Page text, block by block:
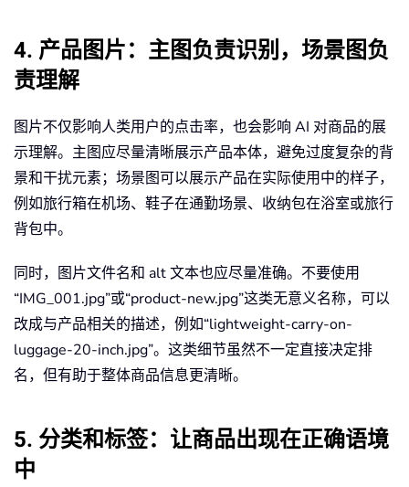
4. 产品图片：主图负责识别，场景图负
责理解
图片不仅影响人类用户的点击率，也会影响 AI 对商品的展
示理解。主图应尽量清晰展示产品本体，避免过度复杂的背
景和干扰元素；场景图可以展示产品在实际使用中的样子，
例如旅行箱在机场、鞋子在通勤场景、收纳包在浴室或旅行
背包中。
同时，图片文件名和 alt 文本也应尽量准确。不要使用
“IMG_001.jpg”或“product-new.jpg”这类无意义名称，可以
改成与产品相关的描述，例如“lightweight-carry-on-
luggage-20-inch.jpg”。这类细节虽然不一定直接决定排
名，但有助于整体商品信息更清晰。
5. 分类和标签：让商品出现在正确语境
中